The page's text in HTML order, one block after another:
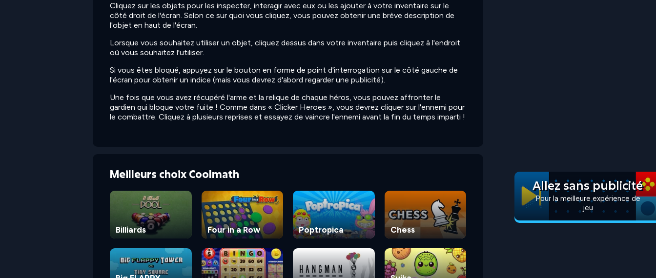
Cliquez sur les objets pour les inspecter, interagir avec eux ou les ajouter à votre inventaire sur le
côté droit de l'écran. Selon ce sur quoi vous cliquez, vous pouvez obtenir une brève description de
l'objet en haut de l'écran.
Lorsque vous souhaitez utiliser un objet, cliquez dessus dans votre inventaire puis cliquez à l'endroit
où vous souhaitez l'utiliser.
Si vous êtes bloqué, appuyez sur le bouton en forme de point d'interrogation sur le côté gauche de
l'écran pour obtenir un indice (mais vous devrez d'abord regarder une publicité).
Une fois que vous avez récupéré l'arme et la relique de chaque héros, vous pouvez affronter le
gardien qui bloque votre fuite ! Comme dans « Clicker Heroes », vous devrez cliquer sur l'ennemi pour
le combattre. Cliquez à plusieurs reprises et essayez de vaincre l'ennemi avant la fin du temps imparti !
Meilleurs choix Coolmath
Billiards Four in a Row Poptropica Chess
Allez sans publicité
Pour la meilleure expérience de
jeu